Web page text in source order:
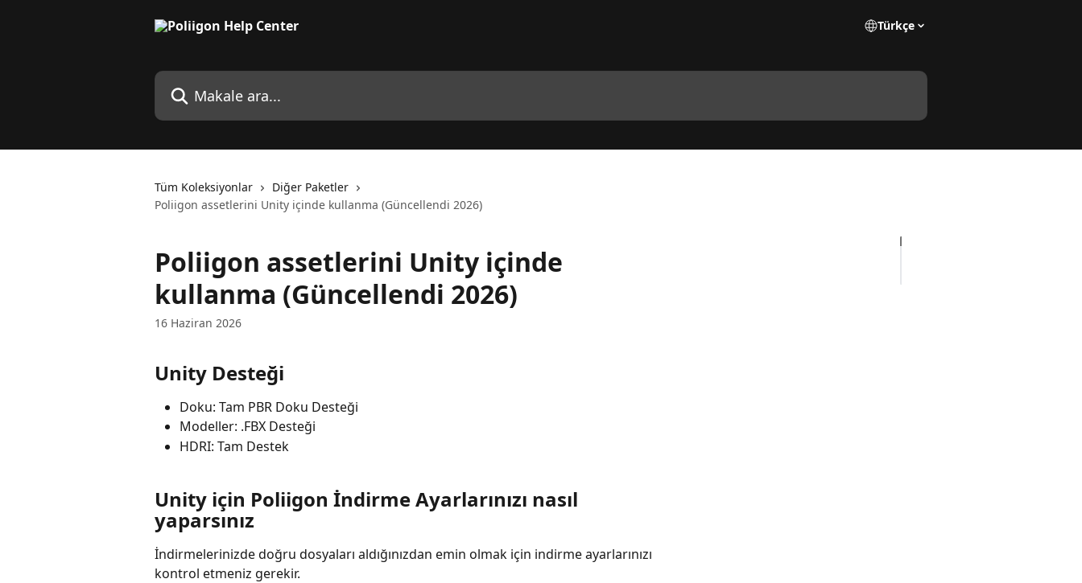
Türkçe
Makale ara...
Tüm Koleksiyonlar
Diğer Paketler
Poliigon assetlerini Unity içinde kullanma (Güncellendi 2026)
Poliigon assetlerini Unity içinde
kullanma (Güncellendi 2026)
16 Haziran 2026
Unity Desteği
Doku: Tam PBR Doku Desteği
Modeller: .FBX Desteği
HDRI: Tam Destek
Unity için Poliigon İndirme Ayarlarınızı nasıl
yaparsınız
İndirmelerinizde doğru dosyaları aldığınızdan emin olmak için indirme ayarlarınızı
kontrol etmeniz gerekir.